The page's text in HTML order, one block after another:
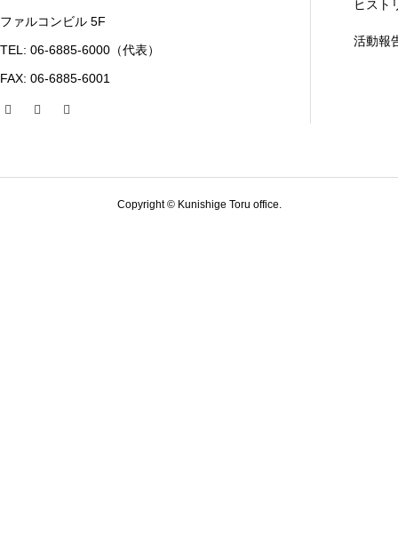
ファルコンビル 5F
TEL: 06-6885-6000（代表）
FAX: 06-6885-6001
ヒスト
活動報
Copyright © Kunishige Toru office.